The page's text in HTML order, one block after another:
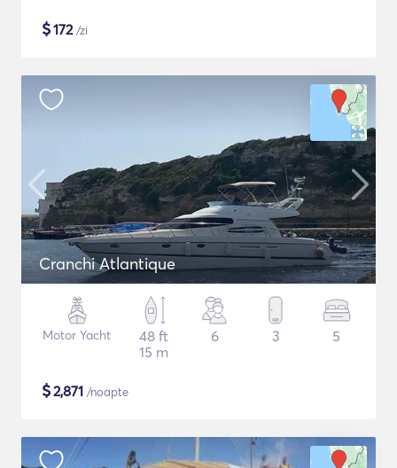
$172/zi
Cranchi Atlantique
Motor Yacht
48 ft
15 m
6 3 5
$2,871 /noapte